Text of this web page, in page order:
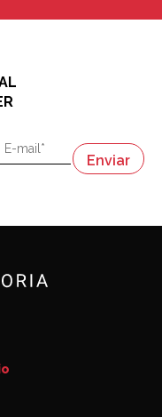
es una desventaja"
es una desventaja"